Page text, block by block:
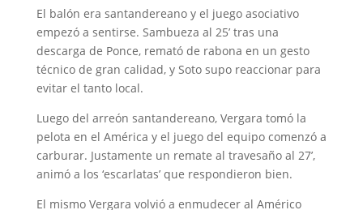
El balón era santandereano y el juego asociativo
empezó a sentirse. Sambueza al 25’ tras una
descarga de Ponce, remató de rabona en un gesto
técnico de gran calidad, y Soto supo reaccionar para
evitar el tanto local.
Luego del arreón santandereano, Vergara tomó la
pelota en el América y el juego del equipo comenzó a
carburar. Justamente un remate al travesaño al 27’,
animó a los ‘escarlatas’ que respondieron bien.
El mismo Vergara volvió a enmudecer al Américo